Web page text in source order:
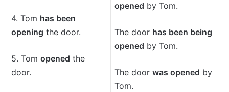
4. Tom has been
opening the door.
5. Tomopened the
door.
opened by Tom.
The door has been being
opened by Tom.
The doorwas opened by
Tom.